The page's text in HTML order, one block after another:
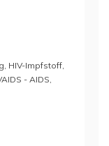
, HIV-Impfstoff,
- AIDS,